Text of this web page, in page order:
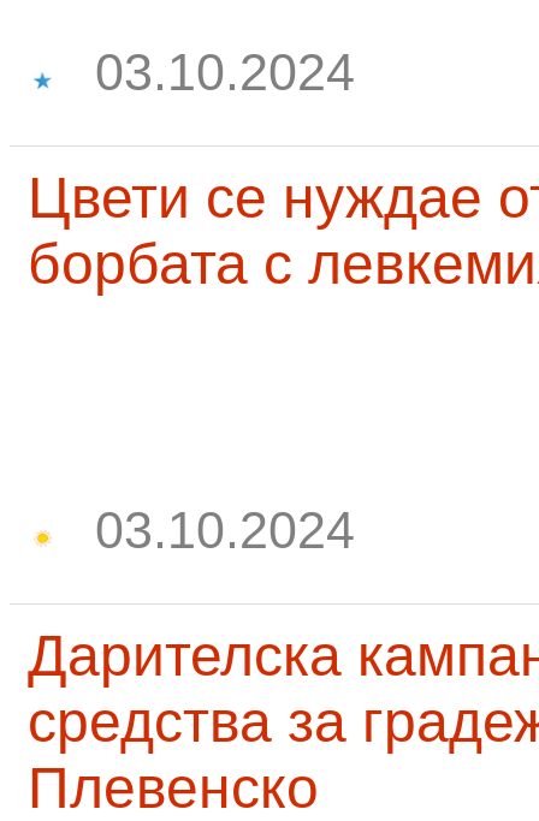
03.10.2024
Цвети се нуждае
борбата с
03.10.2024
Дарителска
средства за
Плевенско